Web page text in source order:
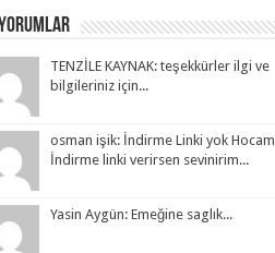
TENZİLE KAYNAK: teşekkürler ilgi ve
bilgileriniz için...
osman işik: İndirme Linki yok Hocam
İndirme linki verirsen sevinirim...
Yasin Aygün: Emeğine saglık...